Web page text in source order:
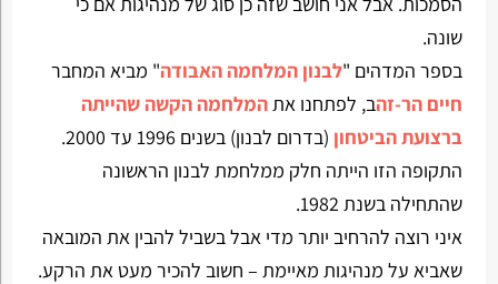
שונה.
בספר המדהים "לבנון המלחמה האבודה" מביא המחבר
חיים הר-זהב, לפתחנו אתהמלחמה הקשה שהייתה
ברצועת הביטחון
(בדרום לבנון) בשנים 1996 עד 2000.
התקופה הזו הייתה חלק ממלחמת לבנון הראשונה
שהתחילה בשנת 1982.
איני רוצה להרחיב יותר מדי אבל בשביל להבין את המובאה
שאביא על מנהיגות מאיימת – חשוב להכיר מעט את הרקע.